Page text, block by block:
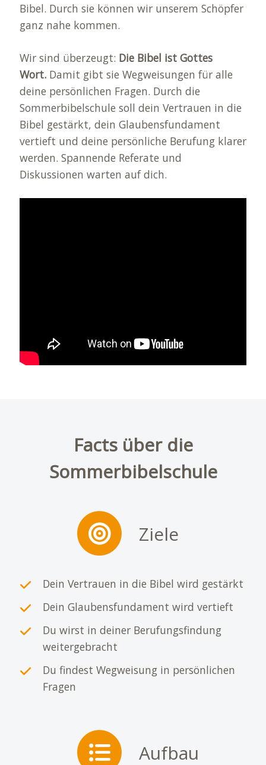
Bibel. Durch sie können wir unserem Schöpfer
ganz nahe kommen.
Wir sind überzeugt: Die Bibel ist Gottes
Wort.Damit gibt sie Wegweisungen für alle
deine persönlichen Fragen. Durch die
Sommerbibelschule soll dein Vertrauen in die
Bibel gestärkt, dein Glaubensfundament
vertieft und deine persönliche Berufung klarer
werden. Spannende Referate und
Diskussionen warten auf dich.
Facts über die
Sommerbibelschule
Ziele
Dein Vertrauen in die Bibel wird gestärkt
Dein Glaubensfundament wird vertieft
Du wirst in deiner Berufungsfindung
weitergebracht
Du findest Wegweisung in persönlichen
Fragen
Aufbau